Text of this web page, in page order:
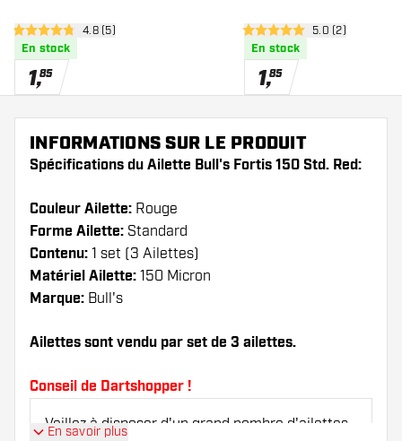
ouvrir le panneau des avis
4.8 étoiles de notation
4.8 (5)
En stock
1,85
ouvrir le
5 étoiles de notation
5.0 (2)
En stock
1,85
INFORMATIONS SUR LE PRODUIT
Spécifications du Ailette Bull's Fortis 150 Std. Red:
Couleur Ailette: Rouge
Forme Ailette: Standard
Contenu: 1 set (3 Ailettes)
Matériel Ailette: 150 Micron
Marque: Bull's
Ailettes sont vendu par set de 3 ailettes.
Conseil de Dartshopper !
Veillez à disposer d'un grand nombre d'ailettes
En savoir plus